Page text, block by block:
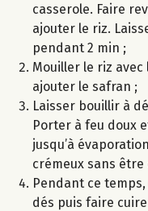
casserole. Faire
ajouter le riz.
pendant 2 min ;
Mouiller le riz
ajouter le safran ;
Laisser bouillir à
Porter à feu doux
jusqu’à
crémeux sans être
Pendant ce
dés puis faire